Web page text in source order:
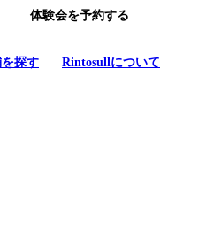
体験会を予約する
探す Rintosullについて